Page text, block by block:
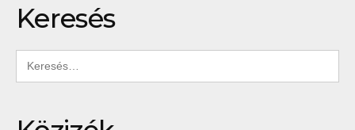
Keresés
Keresés: